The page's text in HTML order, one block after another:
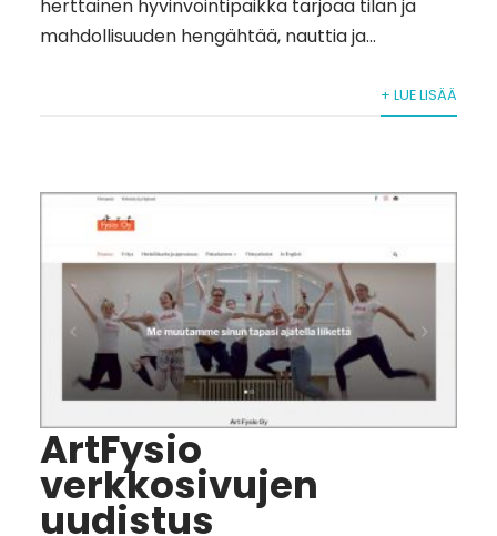
herttainen hyvinvointipaikka tarjoaa tilan ja
mahdollisuuden hengähtää, nauttia ja...
+ LUE LISÄÄ
ArtFysio
verkkosivujen
uudistus